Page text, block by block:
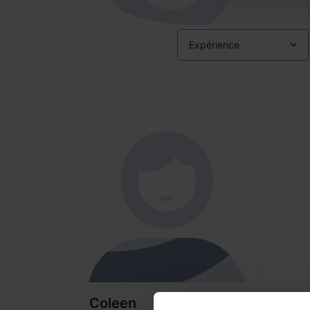
Expérience
Coleen